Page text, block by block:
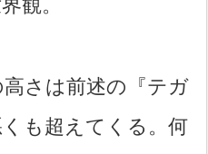
観。
さは前述の『テガ
も超えてくる。何